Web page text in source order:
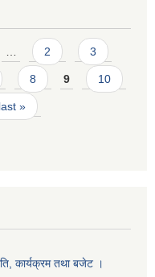
2 3
8 9 10
last »
कार्यक्रम तथा बजेट ।